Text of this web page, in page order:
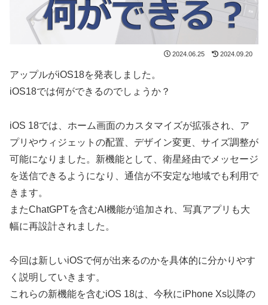
2024.06.25 2024.09.20
アップルがiOS18を発表しました。
iOS18では何ができるのでしょうか？
iOS 18では、ホーム画面のカスタマイズが拡張され、ア
プリやウィジェットの配置、デザイン変更、サイズ調整が
可能になりました。 新機能として、衛星経由でメッセージ
を送信できるようになり、通信が不安定な地域でも利用で
きます。
またChatGPTを含むAI機能が追加され、写真アプリも大
幅に再設計されました。
今回は新しいiOSで何が出来るのかを具体的に分かりやす
く説明していきます。
これらの新機能を含むiOS 18は、今秋にiPhone Xs以降の